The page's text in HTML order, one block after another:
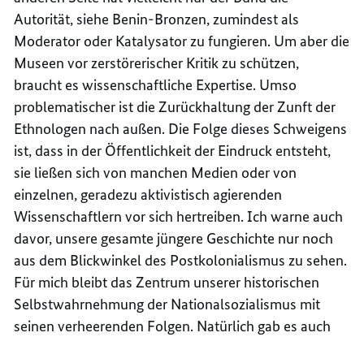
Autorität, siehe Benin-Bronzen, zumindest als
Moderator oder Katalysator zu fungieren. Um aber die
Museen vor zerstörerischer Kritik zu schützen,
braucht es wissenschaftliche Expertise. Umso
problematischer ist die Zurückhaltung der Zunft der
Ethnologen nach außen. Die Folge dieses Schweigens
ist, dass in der Öffentlichkeit der Eindruck entsteht,
sie ließen sich von manchen Medien oder von
einzelnen, geradezu aktivistisch agierenden
Wissenschaftlern vor sich hertreiben. Ich warne auch
davor, unsere gesamte jüngere Geschichte nur noch
aus dem Blickwinkel des Postkolonialismus zu sehen.
Für mich bleibt das Zentrum unserer historischen
Selbstwahrnehmung der Nationalsozialismus mit
seinen verheerenden Folgen. Natürlich gab es auch